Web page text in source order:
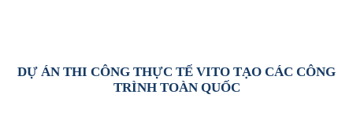
DỰ ÁN THI CÔNG THỰC TẾ VITO TẠO CÁC CÔNG
TRÌNH TOÀN QUỐC